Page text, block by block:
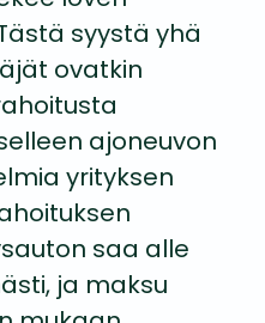
syystä yhä
ovatkin
ajoneuvon
yrityksen
saa alle
ja maksu